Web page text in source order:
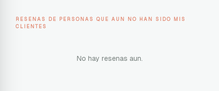
RESENAS DE PERSONAS QUE AUN NO HAN SIDO MIS
CLIENTES
No hay resenas aun.